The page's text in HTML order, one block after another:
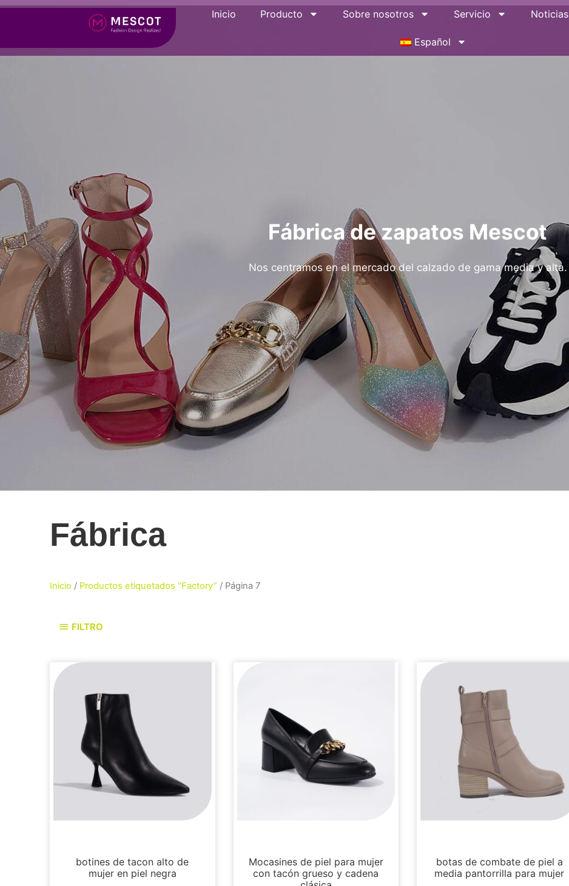
Inicio Producto Sobre nosotros Servicio Noticias
Español
Fábrica de zapatos Mescot
Nos centramos en el mercado del calzado de gama media y alta.
Fábrica
Inicio / Productos etiquetados “Factory” / Página 7
FILTRO
botines de tacon alto de
mujer en piel negra
Mocasines de piel para mujer
con tacón grueso y cadena
botas de combate de piel a
media pantorrilla para mujer